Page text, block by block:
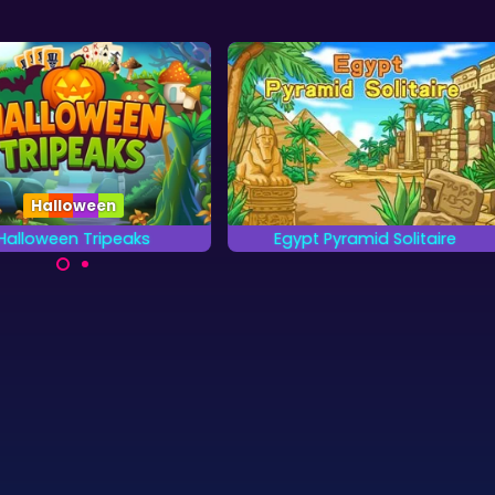
Tripeaks
Halloween
Egypt Pyramid Solitaire